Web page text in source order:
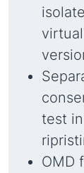
test
OMD